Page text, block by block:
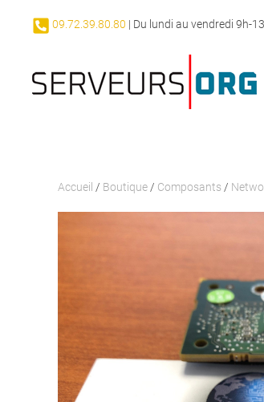
09.72.39.80.80 | Du lundi au vendredi 9h-
Accueil / Boutique / Composants /